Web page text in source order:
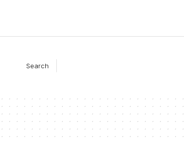
Search